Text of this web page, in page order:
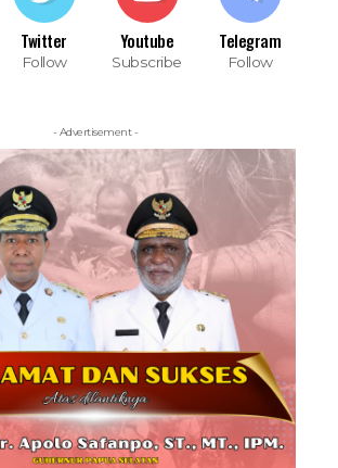
Twitter
Follow
Youtube
Subscribe
Telegram
Follow
- Advertisement -